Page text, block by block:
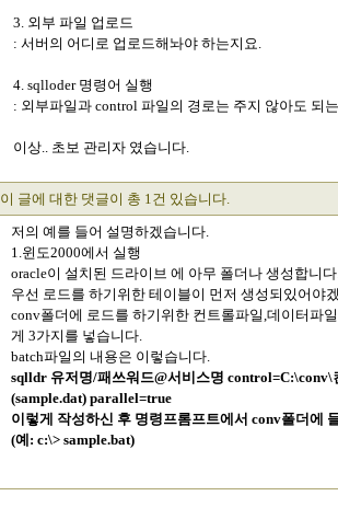
3. 외부 파일 업로드
: 서버의 어디로 업로드해놔야 하는지요.
4. sqlloder 명령어 실행
: 외부파일과 control 파일의 경로는 주지 않아도 되
이상.. 초보 관리자 였습니다.
이 글에 대한 댓글이 총 1건 있습니다.
저의 예를 들어 설명하겠습니다.
1.윈도2000에서 실행
oracle이 설치된 드라이브 에 아무 폴더나 생성합니
우선 로드를 하기위한 테이블이 먼저 생성되있어야
conv폴더에 로드를 하기위한 컨트롤파일,데이터파
게 3가지를 넣습니다.
batch파일의 내용은 이렇습니다.
sqlldr 유저명/패쓰워드@서비스명
(sample.dat) parallel=true
이렇게 작성하신 후 명령프롬프트에서 conv폴더에
(예: c:\> sample.bat)